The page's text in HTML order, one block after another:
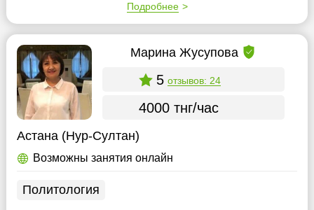
Подробнее
Марина Жусупова
5 отзывов: 24
4000 тнг/час
Астана (Нур-Султан)
Возможны занятия онлайн
Политология